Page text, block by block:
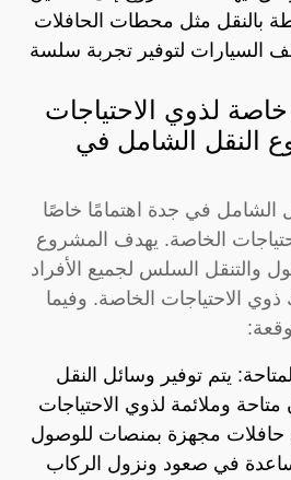
بالنقل مثل محطات الحافلات
السيارات لتوفير تجربة سلسة
لذوي الاحتياجات
النقل الشامل في
الشامل في جدة اهتمامًا خاصًا
الخاصة. يهدف المشروع
والتنقل السلس لجميع الأفراد
الاحتياجات الخاصة. وفيما
يتم توفير وسائل النقل
وملائمة لذوي الاحتياجات
حافلات مجهزة بمنصات للوصول
في صعود ونزول الركاب